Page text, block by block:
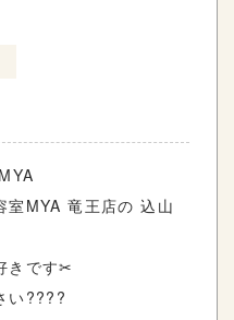
室MYA 竜王店の 込山
きです✂︎
い????